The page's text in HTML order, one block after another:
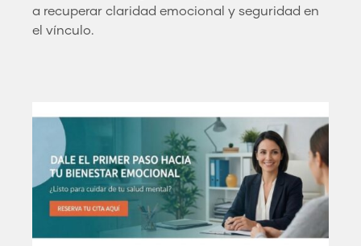
a recuperar claridad emocional y seguridad en
el vínculo.